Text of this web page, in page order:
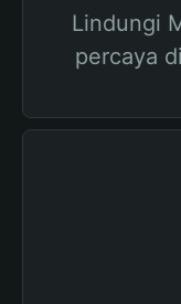
Lindungi
percaya